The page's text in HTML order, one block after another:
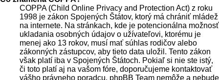
COPPA (Child Online Privacy and Protection Act) z roku
1998 je zákon Spojených Štátov, ktorý má chrániť mládež
na internete. Na stránkach, kde je potencionálna možnosť
ukladania osobných údajov o užívateľovi, ktorému je
menej ako 13 rokov, musí mať súhlas rodičov alebo
zákonných zástupcov, aby tieto data uložil. Tento zákon
však platí iba v Spojených Štátoch. Pokiaľ si nie ste istý,
či toto platí aj na vašom fóre, doporučujeme kontaktovať
vášho právneho poradcu, phpBB Team nemôže a nebude